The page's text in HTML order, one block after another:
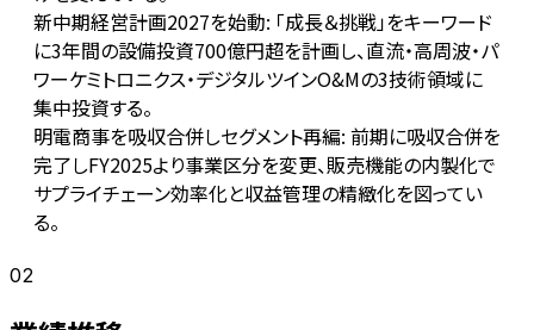
新中期経営計画2027を始動: 「成長＆挑戦」をキーワード
に3年間の設備投資700億円超を計画し、直流・高周波・パ
ワーケミトロニクス・デジタルツインO&Mの3技術領域に
集中投資する。
明電商事を吸収合併しセグメント再編: 前期に吸収合併を
完了しFY2025より事業区分を変更、販売機能の内製化で
サプライチェーン効率化と収益管理の精緻化を図ってい
る。
02